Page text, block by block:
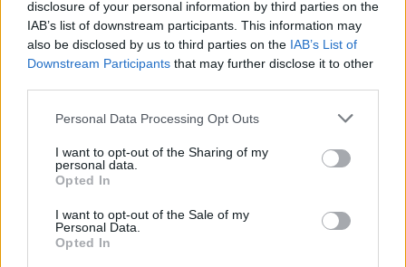
disclosure of your personal information by third parties on the
IAB’s list of downstream participants. This information may
also be disclosed by us to third parties on the IAB’s List of
Downstream Participants that may further disclose it to other
Personal Data Processing Opt Outs
I want to opt-out of the Sharing of my
personal data.
Opted In
I want to opt-out of the Sale of my
Personal Data.
Opted In
Ζωιδάκη στα Τοπόλια
8 Αυγούστου 2026 08:25
ΕΚΚΛΗΣΙΑ ΝΟΜΌΣ ΧΑΝΊΩΝ
Δεκαπενταύγουστος στην Ιερά Μονή
8 Αυγούστου 2026 08:20
ΓΕΎΣΗ - ΨΥΧΑΓΩΓΊΑ
γεύση καλοκαιριού